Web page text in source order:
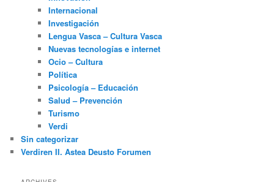
Internacional
Investigación
Lengua Vasca – Cultura Vasca
Nuevas tecnologías e internet
Ocio – Cultura
Política
Psicología – Educación
Salud – Prevención
Turismo
Verdi
Sin categorizar
Verdiren II. Astea Deusto Forumen